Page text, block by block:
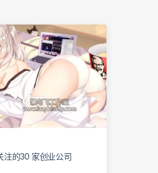
注的30 家创业公司